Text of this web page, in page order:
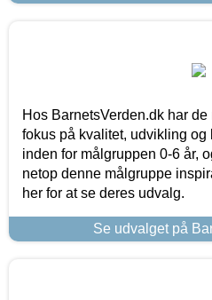
Hos BarnetsVerden.dk har
fokus på kvalitet, udvikling
inden for målgruppen 0-6 år,
netop denne målgruppe
her for at se deres udvalg.
Se udvalget på